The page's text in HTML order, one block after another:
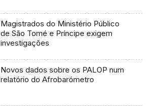
Magistrados do Ministério Público
de São Tomé e Príncipe exigem
investigações
Novos dados sobre os PALOP num
relatório do Afrobarómetro